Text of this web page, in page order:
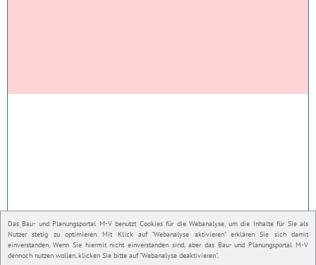
Das Bau- und Planungsportal M-V benutzt Cookies für die Webanalyse, um die Inhalte für Sie als
Nutzer stetig zu optimieren. Mit Klick auf "Webanalyse aktivieren" erklären Sie sich damit
einverstanden. Wenn Sie hiermit nicht einverstanden sind, aber das Bau- und Planungsportal M-V
dennoch nutzen wollen, klicken Sie bitte auf "Webanalyse deaktivieren".